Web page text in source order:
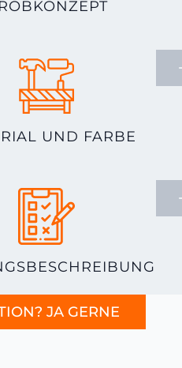
UND FARBE
JA GERNE